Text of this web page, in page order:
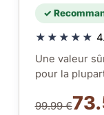
✓
★★★★★
Une valeur
pour la
99.99 €